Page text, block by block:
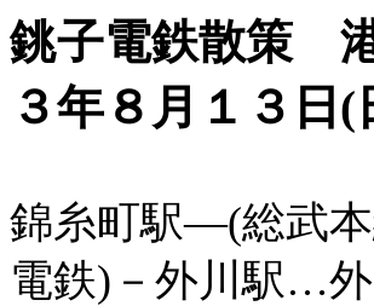
銚子電鉄散策
３年８月１３日 (
錦糸町駅―(総武
電鉄) －外川駅…